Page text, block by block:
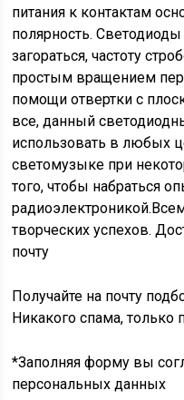
питания к контактам
полярность.
загораться, частоту
простым вращением
помощи отвертки с
все, данный
использовать в любых
светомузыке при
того, чтобы набраться
творческих успехов.
почту
Получайте на почту
Никакого спама, только
*Заполняя форму вы
персональных данных